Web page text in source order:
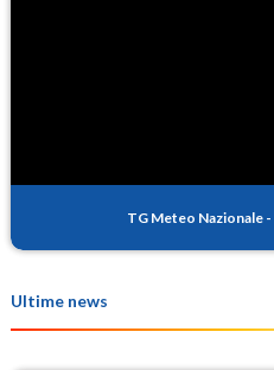
TG Meteo Nazionale -
Ultime news